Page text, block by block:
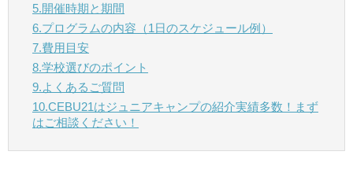
5.開催時期と期間
6.プログラムの内容（1日のスケジュール例）
7.費用目安
8.学校選びのポイント
9.よくあるご質問
10.CEBU21はジュニアキャンプの紹介実績多数！まず
はご相談ください！